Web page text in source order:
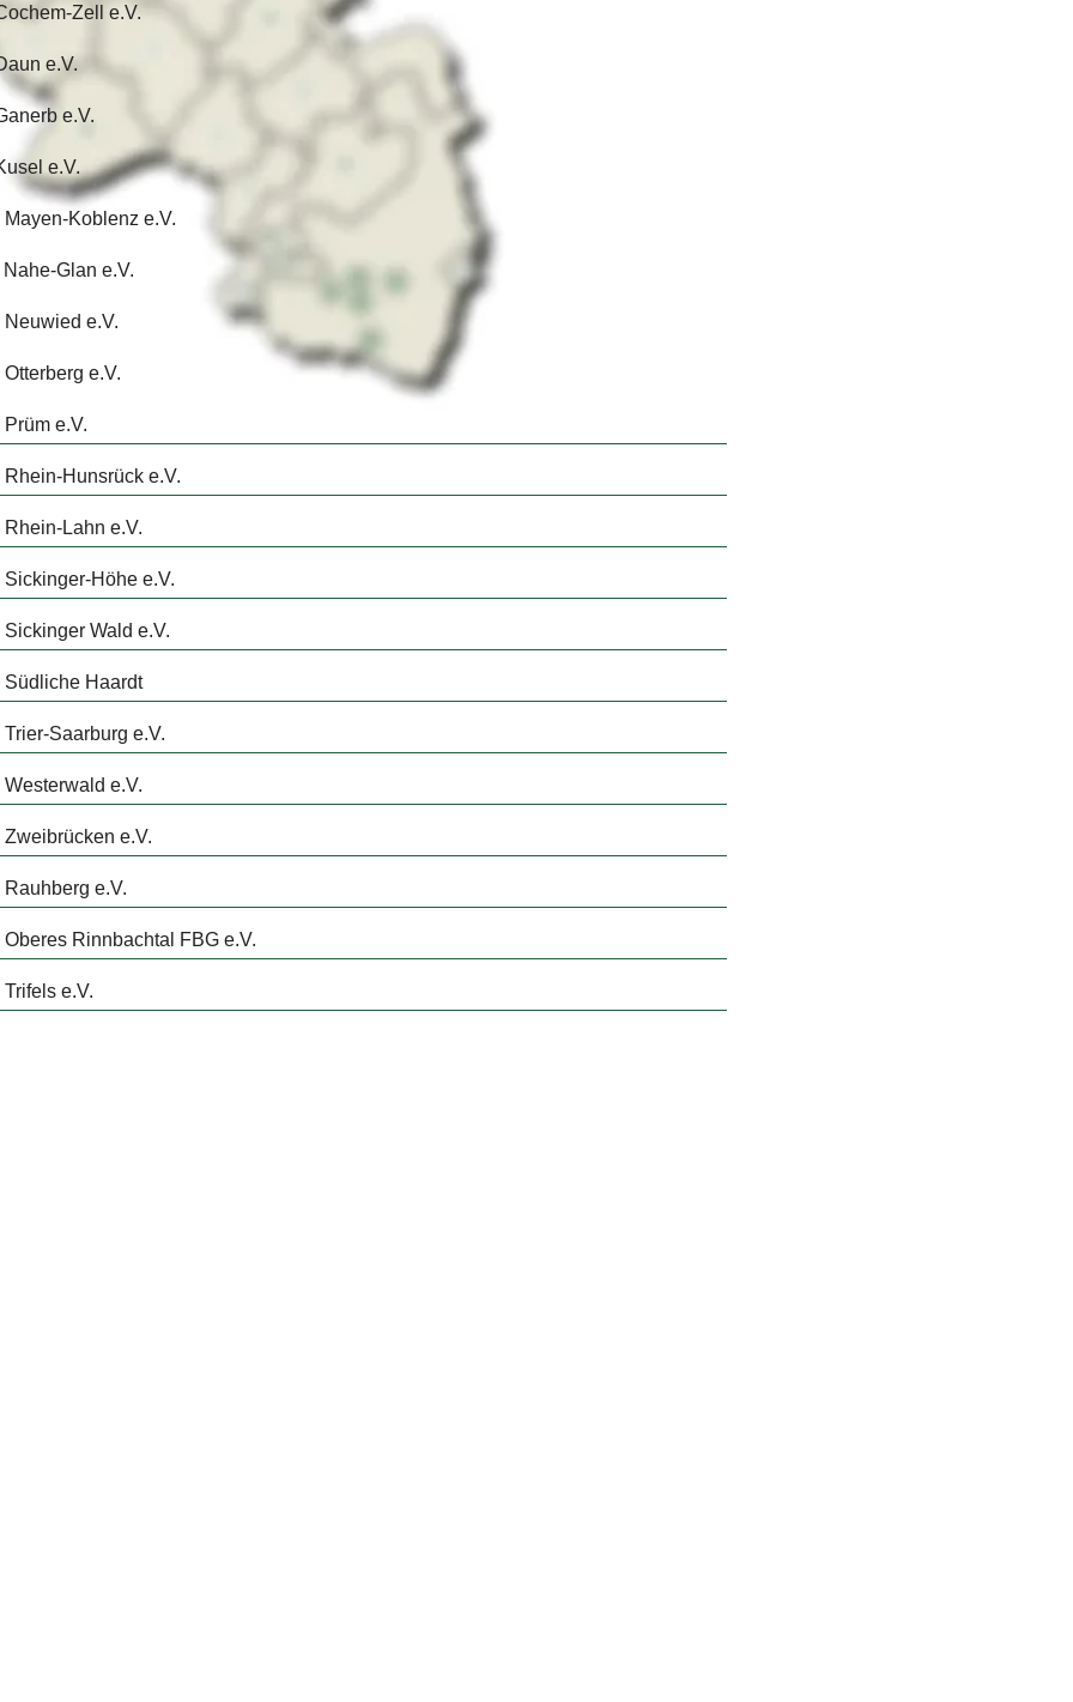
Zell e.V.
e.V.
e.V.
e.V.
Koblenz e.V.
Glan e.V.
e.V.
e.V.
e.V.
Hunsrück e.V.
Lahn e.V.
Höhe e.V.
Wald e.V.
Haardt
Saarburg e.V.
e.V.
e.V.
e.V.
Rinnbachtal FBG e.V.
e.V.